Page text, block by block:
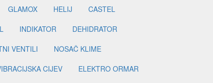
GLAMOX HELIJ
CASTEL
INDIKATOR
DEHIDRATOR
VENTILI
NOSAČ KLIME
CIJEV
ELEKTRO ORMAR